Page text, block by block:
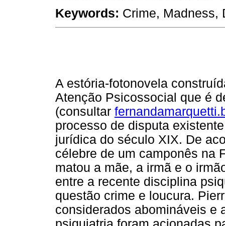
Keywords: Crime, Madness,
A estória-fotonovela
Atenção Psicossocial que é
(consultar
processo de disputa
jurídica do século XIX. De
célebre de um camponês na
matou a mãe, a irmã e o
entre a recente disciplina
questão crime e loucura.
considerados abomináveis e